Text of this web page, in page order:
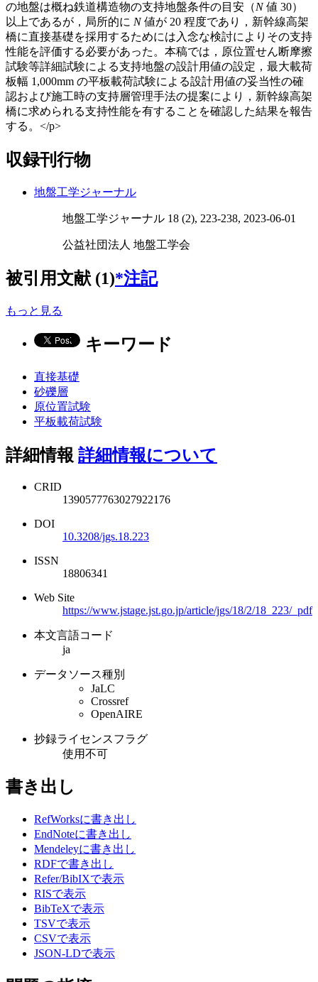
の地盤は概ね鉄道構造物の支持地盤条件の目安（N値 30）
以上であるが，局所的に N値が 20 程度であり，新幹線高架
橋に直接基礎を採用するためには入念な検討によりその支持
性能を評価する必要があった。本稿では，原位置せん断摩擦
試験等詳細試験による支持地盤の設計用値の設定，最大載荷
板幅 1,000mm の平板載荷試験による設計用値の妥当性の確
認および施工時の支持層管理手法の提案により，新幹線高架
橋に求められる支持性能を有することを確認した結果を報告
する。</p>
収録刊行物
地盤工学ジャーナル
地盤工学ジャーナル 18 (2), 223-238, 2023-06-01
公益社団法人 地盤工学会
被引用文献 (1)*注記
もっと見る
キーワード
直接基礎
砂礫層
原位置試験
平板載荷試験
詳細情報 詳細情報について
CRID
1390577763027922176
DOI
10.3208/jgs.18.223
ISSN
18806341
Web Site
https://www.jstage.jst.go.jp/article/jgs/18/2/18_223/_pdf
本文言語コード
ja
データソース種別
JaLC
Crossref
OpenAIRE
抄録ライセンスフラグ
使用不可
書き出し
RefWorksに書き出し
EndNoteに書き出し
Mendeleyに書き出し
RDFで書き出し
Refer/BibIXで表示
RISで表示
BibTeXで表示
TSVで表示
CSVで表示
JSON-LDで表示